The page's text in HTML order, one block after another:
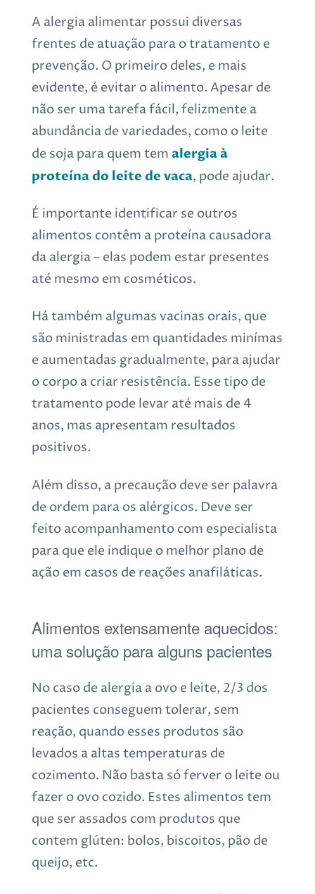
A alergia alimentar possui diversas
frentes de atuação para o tratamento e
prevenção. O primeiro deles, e mais
evidente, é evitar o alimento. Apesar de
não ser uma tarefa fácil, felizmente a
abundância de variedades, como o leite
de soja para quem tem alergia à
proteína do leite de vaca, pode ajudar.
É importante identificar se outros
alimentos contêm a proteína causadora
da alergia – elas podem estar presentes
até mesmo em cosméticos.
Há também algumas vacinas orais, que
são ministradas em quantidades minímas
e aumentadas gradualmente, para ajudar
o corpo a criar resistência. Esse tipo de
tratamento pode levar até mais de 4
anos, mas apresentam resultados
positivos.
Além disso, a precaução deve ser palavra
de ordem para os alérgicos. Deve ser
feito acompanhamento com especialista
para que ele indique o melhor plano de
ação em casos de reações anafiláticas.
Alimentos extensamente aquecidos:
uma solução para alguns pacientes
No caso de alergia a ovo e leite, 2/3 dos
pacientes conseguem tolerar, sem
reação, quando esses produtos são
levados a altas temperaturas de
cozimento. Não basta só ferver o leite ou
fazer o ovo cozido. Estes alimentos tem
que ser assados com produtos que
contem glúten: bolos, biscoitos, pão de
queijo, etc.